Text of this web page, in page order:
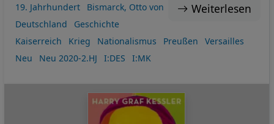
Weiterlesen
19. Jahrhundert
Bismarck, Otto von
Deutschland
Geschichte
Kaiserreich
Krieg Nationalismus Preußen
Versailles
Neu
Neu 2020-2.HJ I:DES I:MK